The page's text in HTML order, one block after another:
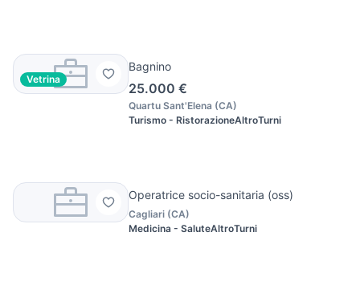
Vetrina
Bagnino
25.000 €
Quartu Sant'Elena (CA)
Turismo - RistorazioneAltroTurni
Operatrice socio-sanitaria (oss)
Cagliari (CA)
Medicina - SaluteAltroTurni